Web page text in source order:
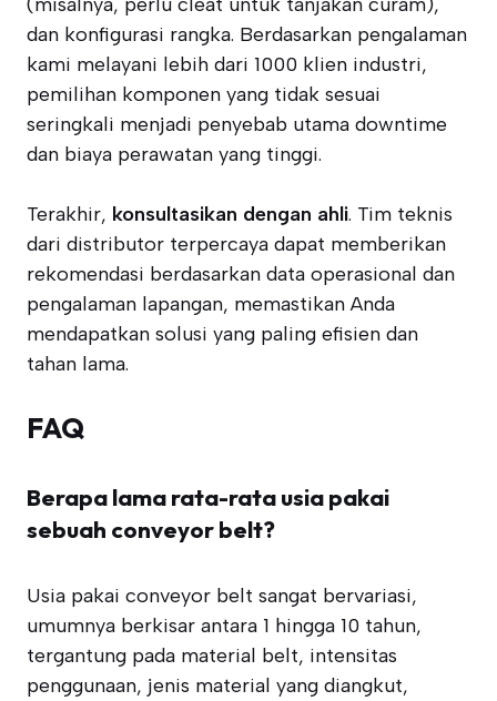
dan konfigurasi rangka. Berdasarkan pengalaman
kami melayani lebih dari 1000 klien industri,
pemilihan komponen yang tidak sesuai
seringkali menjadi penyebab utama downtime
dan biaya perawatan yang tinggi.
Terakhir, konsultasikan dengan ahli. Tim teknis
dari distributor terpercaya dapat memberikan
rekomendasi berdasarkan data operasional dan
pengalaman lapangan, memastikan Anda
mendapatkan solusi yang paling efisien dan
tahan lama.
FAQ
Berapa lama rata-rata usia pakai
sebuah conveyor belt?
Usia pakai conveyor belt sangat bervariasi,
umumnya berkisar antara 1 hingga 10 tahun,
tergantung pada material belt, intensitas
penggunaan, jenis material yang diangkut,